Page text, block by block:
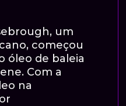
um
começou
óleo de baleia
Com a
na